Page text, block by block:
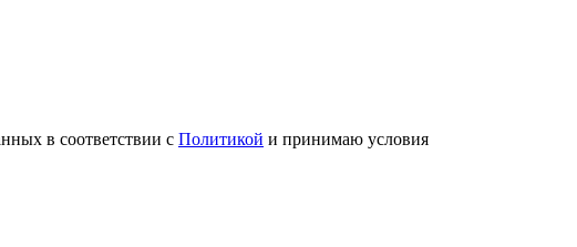
в соответствии с Политикой и принимаю условия